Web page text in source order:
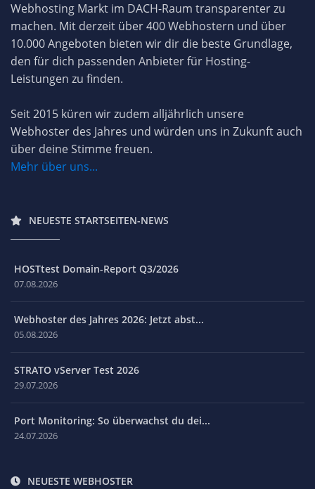
Webhosting Markt im DACH-Raum transparenter zu
machen. Mit derzeit über 400 Webhostern und über
10.000 Angeboten bieten wir dir die beste Grundlage,
den für dich passenden Anbieter für Hosting-
Leistungen zu finden.
Seit 2015 küren wir zudem alljährlich unsere
Webhoster des Jahres und würden uns in Zukunft auch
über deine Stimme freuen.
Mehr über uns...
NEUESTE STARTSEITEN-NEWS
HOSTtest Domain-Report Q3/2026
07.08.2026
Webhoster des Jahres 2026: Jetzt abst...
05.08.2026
STRATO vServer Test 2026
29.07.2026
Port Monitoring: So überwachst du dei...
24.07.2026
NEUESTE WEBHOSTER